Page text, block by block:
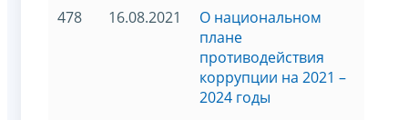
478 16.08.2021
О национальном
плане
противодействия
коррупции на 2021 –
2024 годы